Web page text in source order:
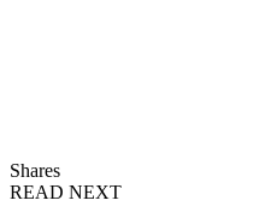
Shares
READ NEXT